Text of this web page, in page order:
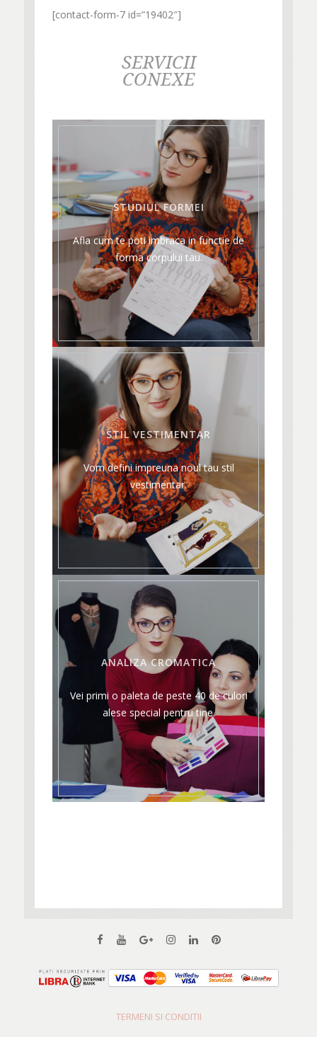
[contact-form-7 id=”19402″]
SERVICII
CONEXE
STUDIUL FORMEI
Afla cum te poti imbraca in functie de
forma corpului tau.
STIL VESTIMENTAR
Vom defini impreuna noul tau stil
vestimentar.
ANALIZA CROMATICA
Vei primi o paleta de peste 40 de culori
alese special pentru tine.
TERMENI SI CONDITII